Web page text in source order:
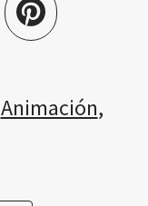
Animación,